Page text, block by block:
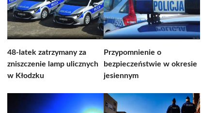
48-latek zatrzymany za
zniszczenie lamp ulicznych
w Kłodzku
Przypomnienie o
bezpieczeństwie w okresie
jesiennym